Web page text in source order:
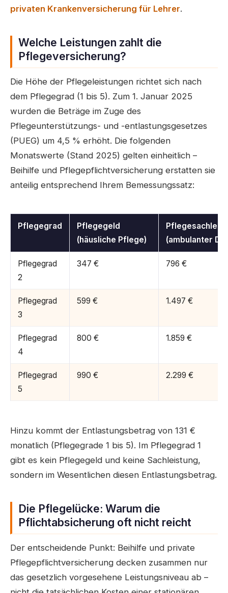
privaten Krankenversicherung für Lehrer.
Welche Leistungen zahlt die
Pflegeversicherung?
Die Höhe der Pflegeleistungen richtet sich nach
dem Pflegegrad (1 bis 5). Zum 1. Januar 2025
wurden die Beträge im Zuge des
Pflegeunterstützungs- und -entlastungsgesetzes
(PUEG) um 4,5 % erhöht. Die folgenden
Monatswerte (Stand 2025) gelten einheitlich –
Beihilfe und Pflegepflichtversicherung erstatten sie
anteilig entsprechend Ihrem Bemessungssatz:
Pflegegrad
Pflegegeld
(häusliche Pflege)
(ambulanter
Pflegegrad
2
347 € 796 €
Pflegegrad
3
599 € 1.497 €
Pflegegrad
4
800 € 1.859 €
Pflegegrad
5
990 € 2.299 €
Hinzu kommt der Entlastungsbetrag von 131 €
monatlich (Pflegegrade 1 bis 5). Im Pflegegrad 1
gibt es kein Pflegegeld und keine Sachleistung,
sondern im Wesentlichen diesen Entlastungsbetrag.
Die Pflegelücke: Warum die
Pflichtabsicherung oft nicht reicht
Der entscheidende Punkt: Beihilfe und private
Pflegepflichtversicherung decken zusammen nur
das gesetzlich vorgesehene Leistungsniveau ab –